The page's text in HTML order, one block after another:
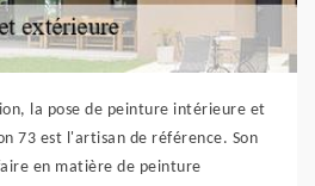
la pose de peinture intérieure et
73 est l'artisan de référence. Son
en matière de peinture